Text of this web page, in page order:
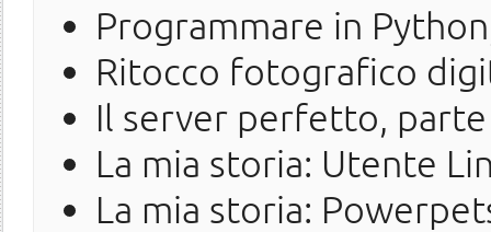
Programmare in
Ritocco fotografico
Il server perfetto,
La mia storia: Utente
La mia storia: